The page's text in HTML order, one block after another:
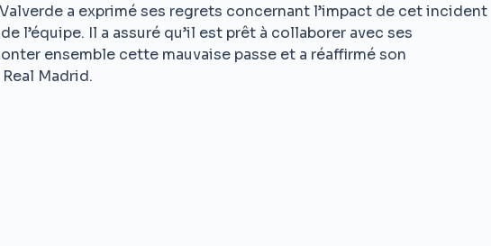
a exprimé ses regrets concernant l’impact de cet incident
l’équipe. Il a assuré qu’il est prêt à collaborer avec ses
ensemble cette mauvaise passe et a réaffirmé son
Madrid.